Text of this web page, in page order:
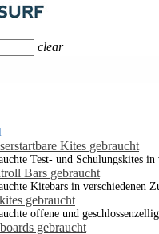
clear
Kites gebraucht
Test- und Schulungskites
Bars gebraucht
Kitebars in verschiedenen
gebraucht
offene und
gebraucht